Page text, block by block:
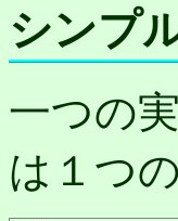
シンプ
一つの
は１つ